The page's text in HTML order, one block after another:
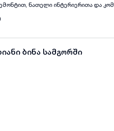
ნათელი ინტერიერითა და
შემთხვევაში შესაძლებელია
და სხვა საჭირო დაწესებულებები. ბინა
ან მცირე ოჯახისთვის,
ბინა სამგორში